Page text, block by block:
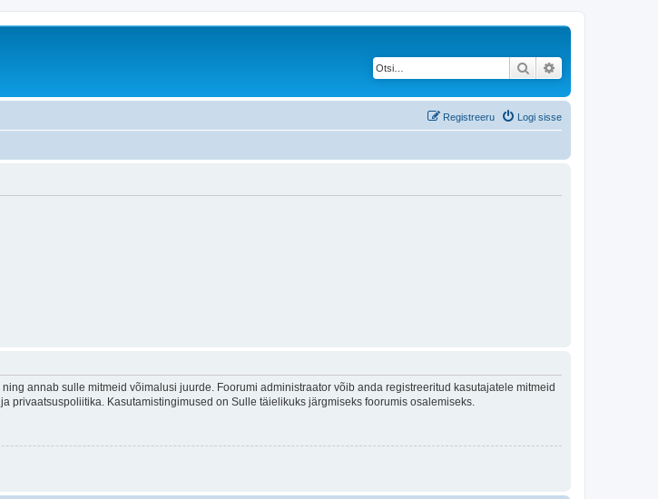
Otsi
Logi sisse
Registreeru
annab sulle mitmeid võimalusi juurde. Foorumi administraator võib anda registreeritud kasutajatele mitmeid
Kasutamistingimused on Sulle täielikuks järgmiseks foorumis osalemiseks.